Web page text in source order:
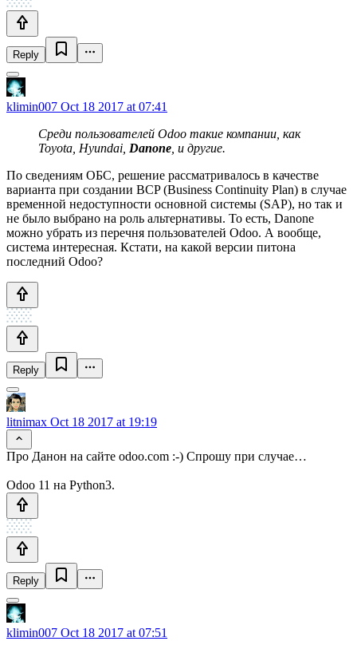
Reply
klimin007 Oct 18 2017 at 07:41
Среди пользователей Odoo такие компании, как
Toyota, Hyundai, Danone , и другие.
По сведениям ОБС, решение рассматривалось в качестве
варианта при создании BCP (Business Continuity Plan) в случае
временной недоступности основной системы (SAP), но так и
не было выбрано на роль альтернативы. То есть, Danone
можно убрать из перечня пользователей Odoo. А вообще,
система интересная. Кстати, на какой версии питона
последний Odoo?
Reply
litnimax Oct 18 2017 at 19:19
Про Данон на сайте odoo.com :-) Спрошу при случае…
Odoo 11 на Python3.
Reply
klimin007 Oct 18 2017 at 07:51